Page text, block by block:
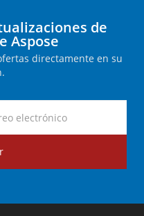
de
Aspose
directamente en su